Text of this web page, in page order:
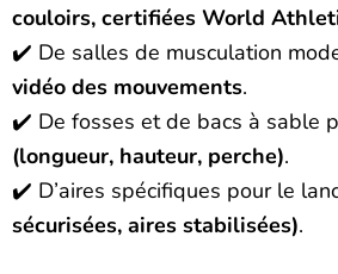
couloirs, certifiées World
✔️ De salles de musculation
vidéo des mouvements.
✔️ De fosses et de bacs à sable
(longueur, hauteur, perche).
✔️ D’aires spécifiques pour le
sécurisées, aires stabilisées).